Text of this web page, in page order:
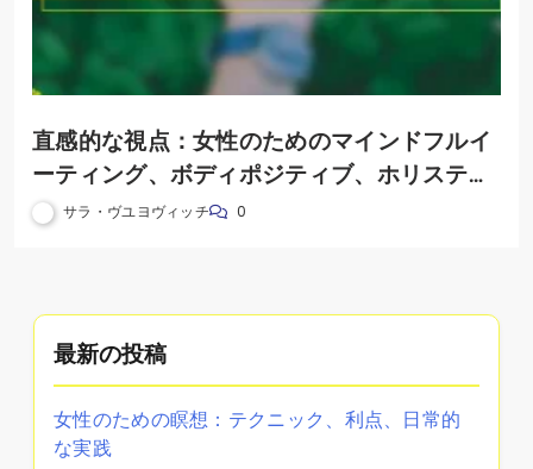
直感的な視点：女性のためのマインドフルイ
ーティング、ボディポジティブ、ホリスティ
ックウェルネスの受け入れ
サラ・ヴユヨヴィッチ 0
最新の投稿
女性のための瞑想：テクニック、利点、日常的
な実践